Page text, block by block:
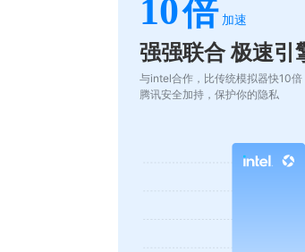
10倍 加速
强强联合 极速引
与intel合作，比传统模拟器快10倍
腾讯安全加持，保护你的隐私